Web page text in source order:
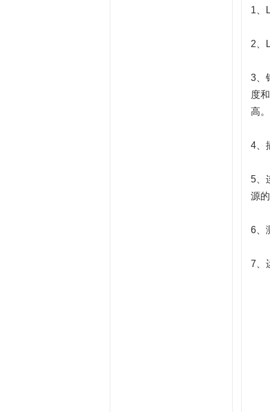
1、
2、
3、
度
高。
4、
5、
源
6、
7、